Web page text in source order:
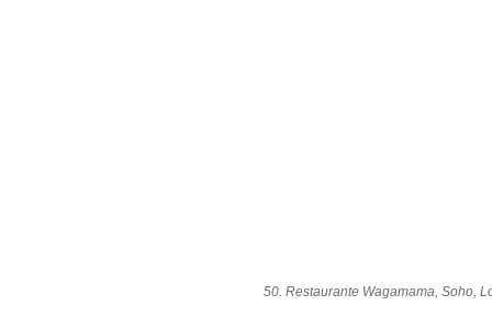
50. Restaurante Wagamama, Soho,